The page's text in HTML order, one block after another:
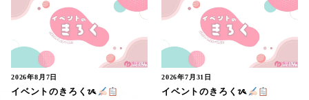
イベントのきろくᝰ
2026年8月7日
イベントのきろくᝰ
2026年7月31日